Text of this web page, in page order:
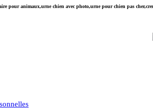
pour animaux,urne chien avec photo,urne pour chien pas